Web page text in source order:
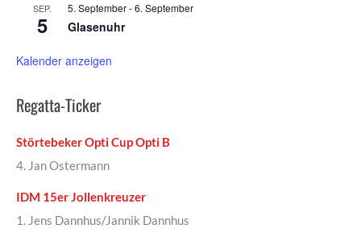
SEP.
5
5. September-6. September
Glasenuhr
Kalender anzeigen
Regatta-Ticker
Störtebeker Opti Cup Opti B
4. Jan Ostermann
IDM 15er Jollenkreuzer
1. Jens Dannhus/Jannik Dannhus